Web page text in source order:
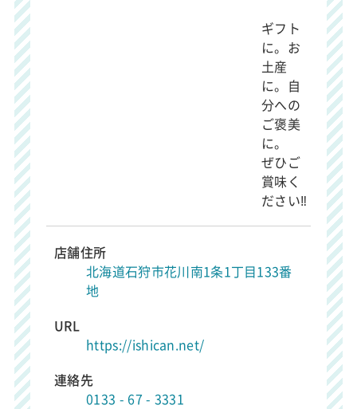
ギフト
に。お
土産
に。自
分への
ご褒美
に。
ぜひご
賞味く
ださい‼
店舗住所
北海道石狩市花川南1条1丁目133番
地
URL
https://ishican.net/
連絡先
0133 - 67 - 3331